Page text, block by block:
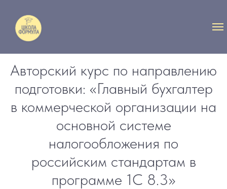
Авторский курс по направлению
подготовки: «Главный бухгалтер
в коммерческой организации на
основной системе
налогообложения по
российским стандартам в
программе 1С 8.3»